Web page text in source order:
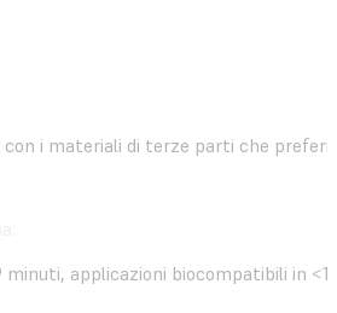
i materiali di terze parti che
minuti, applicazioni biocompatibili in <1